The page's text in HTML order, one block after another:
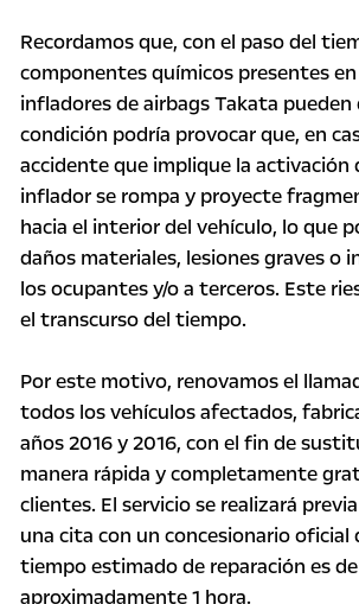
Recordamos que, con el paso del
componentes químicos presentes
infladores de airbags Takata pueden
condición podría provocar que, en
accidente que implique la activación
inflador se rompa y proyecte
hacia el interior del vehículo, lo que
daños materiales, lesiones graves o
los ocupantes y/o a terceros. Este
el transcurso del tiempo.
Por este motivo, renovamos el
todos los vehículos afectados,
años 2016 y 2016, con el fin de
manera rápida y completamente
clientes. El servicio se realizará
una cita con un concesionario oficial
tiempo estimado de reparación es de
aproximadamente 1 hora.